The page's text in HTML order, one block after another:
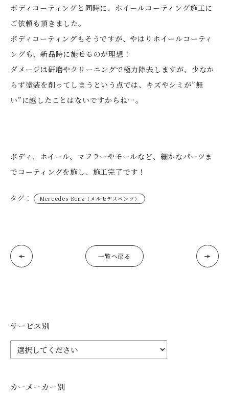
ボディコーティングと同時に、ホイールコーティング施工に
ご依頼も頂きました。
ボディコーティングもそうですが、やはりホイールコーティ
ングも、新品時に施せるのが理想！
ダメージは研磨やクリーニングで極力除去しますが、少なか
らず塗装を削ってしまうという点では、キズやシミが”無
い”に越したことはないですからね…。
ボディ、ホイール、マフラーやモールなど、細かなパーツま
でコーティングを施し、施工完了です！
タグ： Mercedes Benz（メルセデスベンツ）
一覧へ戻る
サービス別
カーメーカー別